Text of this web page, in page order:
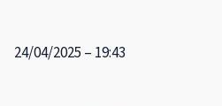
24/04/2025 – 19:43